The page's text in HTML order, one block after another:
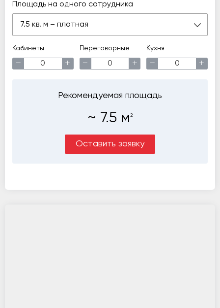
Площадь на одного сотрудника
7.5 кв. м – плотная
Кабинеты
− +
Переговорные
− +
Кухня
− +
Рекомендуемая площадь
~ 7.5 м 2
Оставить заявку